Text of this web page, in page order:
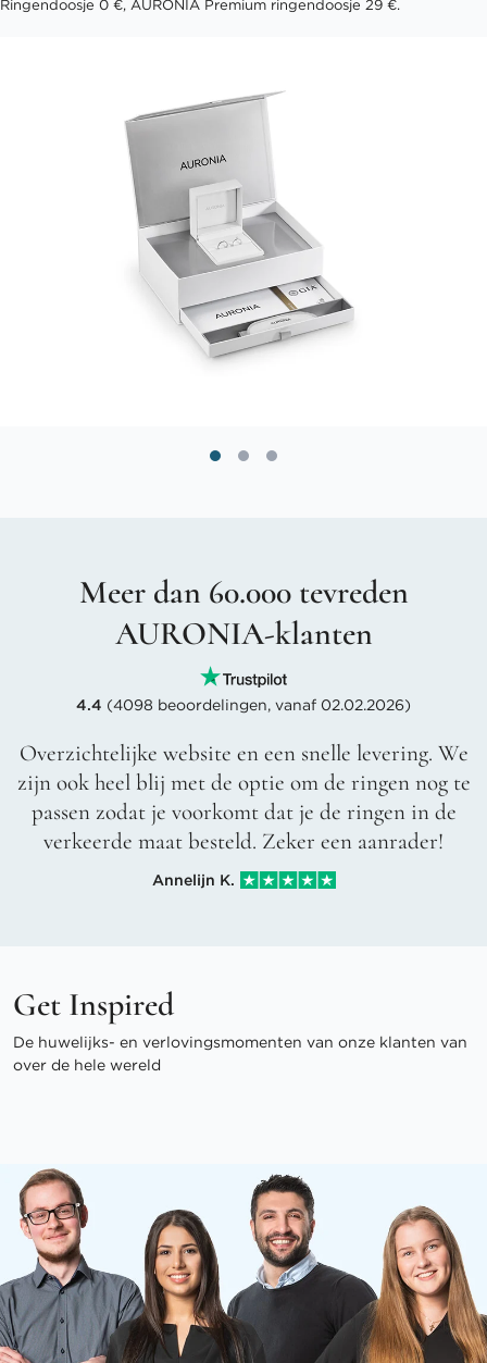
Ringendoosje 0 €, AURONIA Premium ringendoosje 29 €.
Meer dan 60.000 tevreden
AURONIA-klanten
4.4 (4098 beoordelingen, vanaf 02.02.2026)
Overzichtelijke website en een snelle levering. We
zijn ook heel blij met de optie om de ringen nog te
passen zodat je voorkomt dat je de ringen in de
verkeerde maat besteld. Zeker een aanrader!
Annelijn K.
Get Inspired
De huwelijks- en verlovingsmomenten van onze klanten van
over de hele wereld